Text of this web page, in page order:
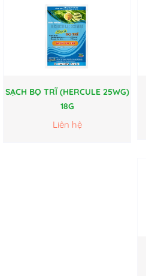
SẠCH BỌ TRĨ (HERCULE 25WG)
18G
Liên hệ